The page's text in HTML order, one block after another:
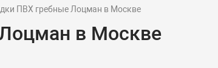
ПВХ гребные Лоцман в Москве
в Москве